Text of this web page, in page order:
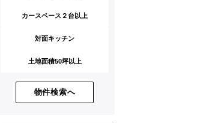
カースペース２台以上
対面キッチン
土地面積50坪以上
物件検索へ